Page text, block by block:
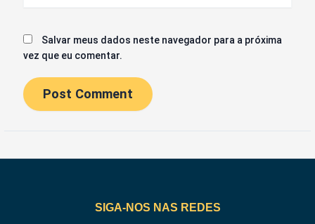
Salvar meus dados neste navegador para a próxima
vez que eu comentar.
SIGA-NOS NAS REDES